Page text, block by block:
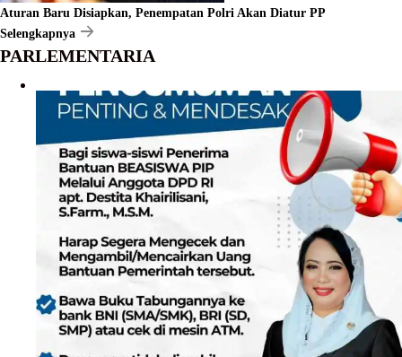
Aturan Baru Disiapkan, Penempatan Polri Akan Diatur PP
Selengkapnya
PARLEMENTARIA